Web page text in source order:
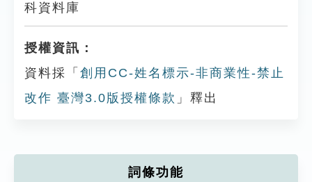
科資料庫
授權資訊：
資料採「 創用CC-姓名標示-非商業性-禁止
改作 臺灣3.0版授權條款 」釋出
詞條功能